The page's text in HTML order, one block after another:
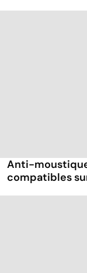
Anti-
compatibles